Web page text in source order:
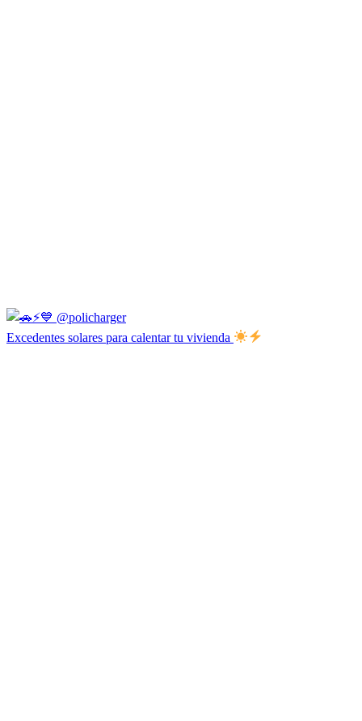
Excedentes solares para calentar tu vivienda